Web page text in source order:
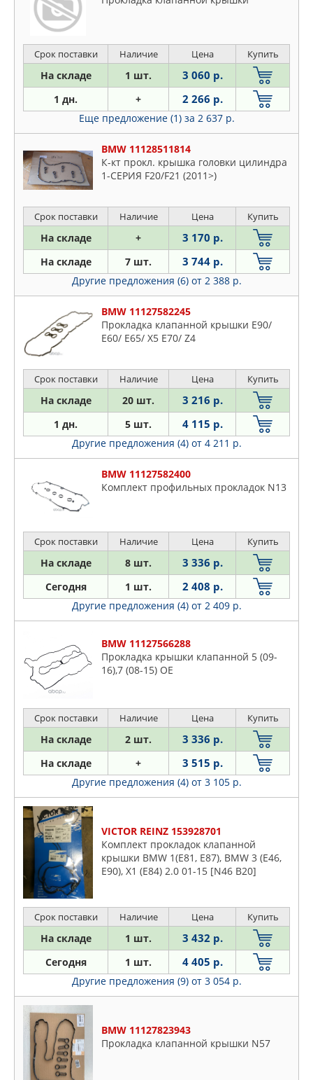
Срок поставки Наличие Цена Купить
На складе 1 шт. 3 060 р.
1 дн. + 2 266 р.
Еще предложение (1) за 2 637 р.
BMW 11128511814
К-кт прокл. крышка головки цилиндра
1-СЕРИЯ F20/F21 (2011>)
Срок поставки Наличие Цена Купить
На складе + 3 170 р.
На складе 7 шт. 3 744 р.
Другие предложения (6) от 2 388 р.
BMW 11127582245
Прокладка клапанной крышки E90/
E60/ E65/ X5 E70/ Z4
Срок поставки Наличие Цена Купить
На складе 20 шт. 3 216 р.
1 дн. 5 шт. 4 115 р.
Другие предложения (4) от 4 211 р.
BMW 11127582400
Комплект профильных прокладок N13
Срок поставки Наличие Цена Купить
На складе 8 шт. 3 336 р.
Сегодня 1 шт. 2 408 р.
Другие предложения (4) от 2 409 р.
BMW 11127566288
Прокладка крышки клапанной 5 (09-
16),7 (08-15) OE
Срок поставки Наличие Цена Купить
На складе 2 шт. 3 336 р.
На складе + 3 515 р.
Другие предложения (4) от 3 105 р.
VICTOR REINZ 153928701
Комплект прокладок клапанной
крышки BMW 1(E81, E87), BMW 3 (E46,
E90), X1 (E84) 2.0 01-15 [N46 B20]
Срок поставки Наличие Цена Купить
На складе 1 шт. 3 432 р.
Сегодня 1 шт. 4 405 р.
Другие предложения (9) от 3 054 р.
BMW 11127823943
Прокладка клапанной крышки N57